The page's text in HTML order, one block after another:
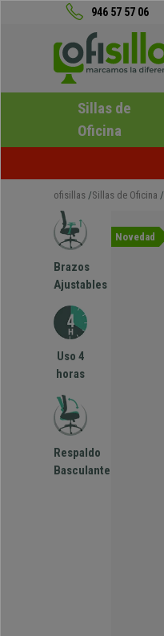
946 57 57 06
Sillas de
Oficina
ofisillas Sillas de Oficina
Brazos
Ajustables
Uso 4
horas
Respaldo
Basculante
Novedad